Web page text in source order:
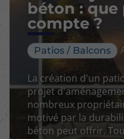
béton : que
compte ?
Patios / Balcons
La création d'un
projet
nombreux
motivé par la
béton peut offrir.